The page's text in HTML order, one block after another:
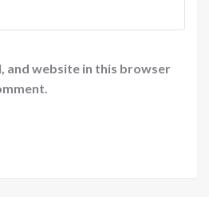
and website in this browser